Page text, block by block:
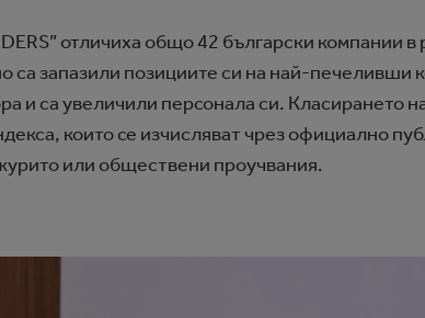
отличиха общо 42 български компании
са запазили позициите си на най-печеливши
и са увеличили персонала си. Класирането
които се изчисляват чрез официално
или обществени проучвания.